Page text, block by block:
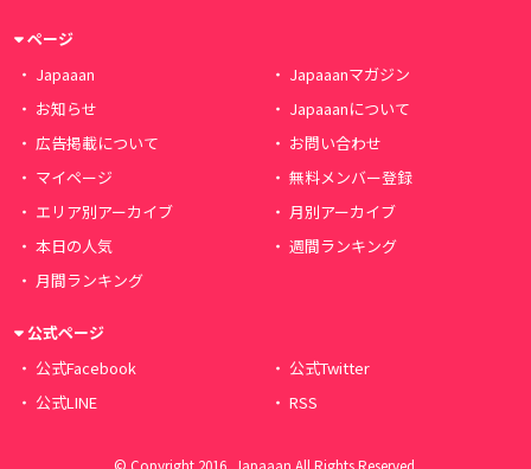
ページ
Japaaan
Japaaanマガジン
お知らせ
Japaaanについて
広告掲載について
お問い合わせ
マイページ
無料メンバー登録
エリア別アーカイブ
月別アーカイブ
本日の人気
週間ランキング
月間ランキング
公式ページ
公式Facebook
公式Twitter
公式LINE
RSS